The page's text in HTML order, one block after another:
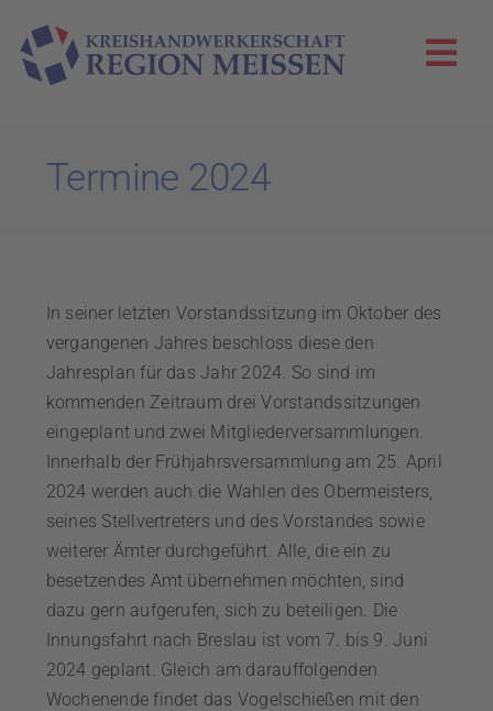
Inhalt
springen
Innungen
Die Zunftglocke
WIR!-Projekt
Termine 2024
In seiner letzten Vorstandssitzung im Oktober des
vergangenen Jahres beschloss diese den
Jahresplan für das Jahr 2024. So sind im
kommenden Zeitraum drei Vorstandssitzungen
eingeplant und zwei Mitgliederversammlungen.
Innerhalb der Frühjahrsversammlung am 25. April
2024 werden auch die Wahlen des Obermeisters,
seines Stellvertreters und des Vorstandes sowie
weiterer Ämter durchgeführt. Alle, die ein zu
besetzendes Amt übernehmen möchten, sind
dazu gern aufgerufen, sich zu beteiligen. Die
Innungsfahrt nach Breslau ist vom 7. bis 9. Juni
2024 geplant. Gleich am darauffolgenden
Wochenende findet das Vogelschießen mit den